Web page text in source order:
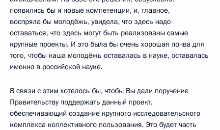
появились бы и новые компетенции, и, главное,
воспряла бы молодёжь, увидела, что здесь надо
оставаться, что здесь могут быть реализованы самые
крупные проекты. И это была бы очень хорошая почва для
того, чтобы наша молодёжь оставалась в науке, оставалась
именно в российской науке.
В связи с этим хотелось бы, чтобы Вы дали поручение
Правительству поддержать данный проект,
обеспечивающий создание крупного исследовательского
комплекса коллективного пользования. Это будет часть